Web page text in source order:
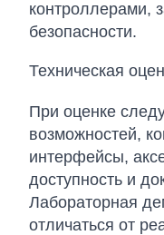
контроллерами,
безопасности.
Техническая
При оценке
возможностей,
интерфейсы,
доступность и
Лабораторная
отличаться от